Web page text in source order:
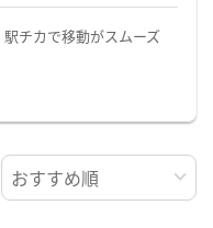
駅チカで移動がスムーズ